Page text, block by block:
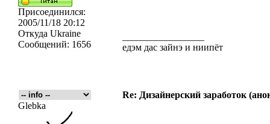
Присоединился:
2005/11/18 20:12
Откуда Ukraine
Сообщений: 1656
едэм дас зайнэ и ниипёт
Re: Дизайнерский заработок
Glebka